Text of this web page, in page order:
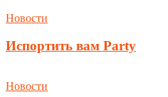
Новости
Испортить вам Party
Новости